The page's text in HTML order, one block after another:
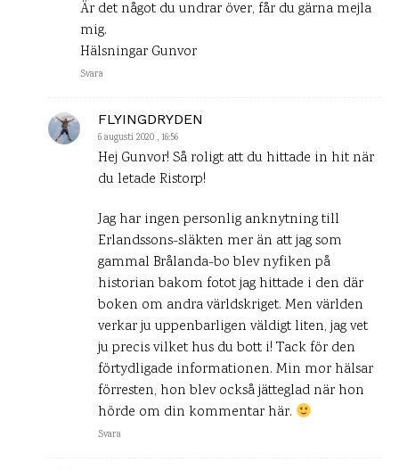
Är det något du undrar över, får du gärna mejla
mig.
Hälsningar Gunvor
Svara
FLYINGDRYDEN
6 augusti 2020 , 16:56
Hej Gunvor! Så roligt att du hittade in hit när
du letade Ristorp!
Jag har ingen personlig anknytning till
Erlandssons-släkten mer än att jag som
gammal Brålanda-bo blev nyfiken på
historian bakom fotot jag hittade i den där
boken om andra världskriget. Men världen
verkar ju uppenbarligen väldigt liten, jag vet
ju precis vilket hus du bott i! Tack för den
förtydligade informationen. Min mor hälsar
förresten, hon blev också jätteglad när hon
hörde om din kommentar här.
Svara